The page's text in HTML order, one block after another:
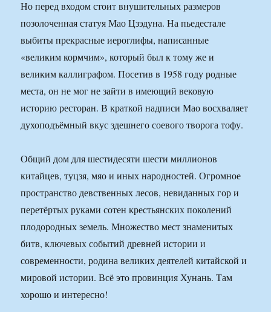
Но перед входом стоит внушительных размеров
позолоченная статуя Мао Цзэдуна. На пьедестале
выбиты прекрасные иероглифы, написанные
«великим кормчим», который был к тому же и
великим каллиграфом. Посетив в 1958 году родные
места, он не мог не зайти в имеющий вековую
историю ресторан. В краткой надписи Мао восхваляет
духоподъёмный вкус здешнего соевого творога тофу.
Общий дом для шестидесяти шести миллионов
китайцев, туцзя, мяо и иных народностей. Огромное
пространство девственных лесов, невиданных гор и
перетёртых руками сотен крестьянских поколений
плодородных земель. Множество мест знаменитых
битв, ключевых событий древней истории и
современности, родина великих деятелей китайской и
мировой истории. Всё это провинция Хунань. Там
хорошо и интересно!